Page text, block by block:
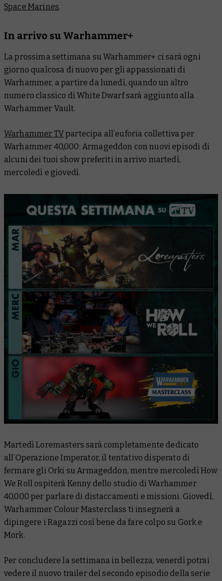
Space Marines.
In arrivo su Warhammer+
La prossima settimana su Warhammer+ ci sarà ogni
giorno qualcosa di nuovo per gli appassionati di
Warhammer, a partire da lunedì, quando un altro
numero classico di White Dwarf sarà aggiunto alla
Warhammer Vault.
Warhammer TVpartecipa all’euforia collettiva per
Warhammer 40,000: Armageddon con nuovi episodi di
alcuni dei tuoi show preferiti in arrivo martedì,
mercoledì e giovedì.
MartedìLoremasters sarà completamente dedicato
all’Operazione Imperator, il tentativo disperato di
fermare gli Orki su Armageddon, mentre mercoledì How
We Roll ospiterà Kenny dello studio di Warhammer
40,000 per parlare di distaccamenti e missioni. Giovedì,
Warhammer Colour Masterclass ti insegnerà a
dipingere i Ragazzi così bene da fare colpo su Gork e
Mork.
Per concludere la settimana in bellezza, venerdì potrai
vedere il nuovo trailer del secondo episodio della serie